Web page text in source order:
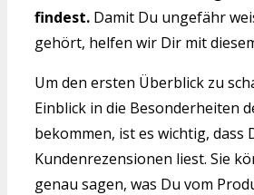
findest. Damit Du ungefähr
gehört, helfen wir Dir mit
Um den ersten Überblick zu
Einblick in die Besonderheiten
bekommen, ist es wichtig, dass
Kundenrezensionen liest. Sie
genau sagen, was Du vom